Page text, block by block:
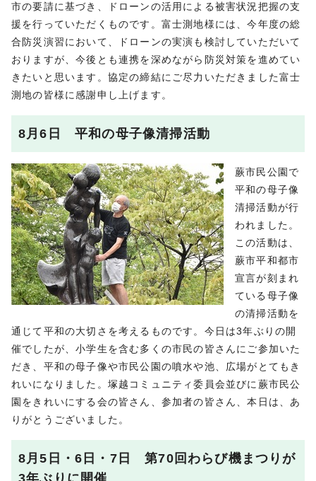
市の要請に基づき、ドローンの活用による被害状況把握の支
援を行っていただくものです。富士測地様には、今年度の総
合防災演習において、ドローンの実演も検討していただいて
おりますが、今後とも連携を深めながら防災対策を進めてい
きたいと思います。協定の締結にご尽力いただきました富士
測地の皆様に感謝申し上げます。
8月6日 平和の母子像清掃活動
蕨市民公園で
平和の母子像
清掃活動が行
われました。
この活動は、
蕨市平和都市
宣言が刻まれ
ている母子像
の清掃活動を
通じて平和の大切さを考えるものです。今日は3年ぶりの開
催でしたが、小学生を含む多くの市民の皆さんにご参加いた
だき、平和の母子像や市民公園の噴水や池、広場がとてもき
れいになりました。塚越コミュニティ委員会並びに蕨市民公
園をきれいにする会の皆さん、参加者の皆さん、本日は、あ
りがとうございました。
8月5日・6日・7日 第70回わらび機まつりが
3年ぶりに開催